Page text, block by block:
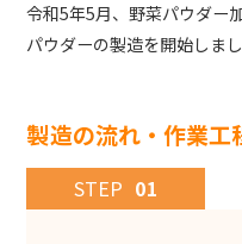
令和5年5月、野菜パウダー
パウダーの製造を開始しまし
製造の流れ・作業工
STEP 01